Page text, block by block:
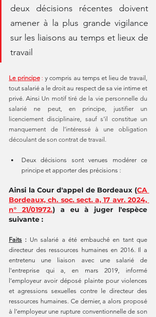
deux décisions récentes doivent
amener à la plus grande vigilance
sur les liaisons au temps et lieux de
travail
Le principe : y compris au temps et lieu de travail,
tout salarié a le droit au respect de sa vie intime et
privé. Ainsi Un motif tiré de la vie personnelle du
salarié ne peut, en principe, justifier un
licenciement disciplinaire, sauf s’il constitue un
manquement de l’intéressé à une obligation
découlant de son contrat de travail.
Deux décisions sont venues modérer ce
principe et apporter des précisions :
Ainsi la Cour d'appel de Bordeaux (CA
Bordeaux, ch. soc. sect. a, 17 avr. 2024,
n° 21/01972.) a eu à juger l'espèce
suivante :
Faits : Un salarié a été embauché en tant que
directeur des ressources humaines en 2016. Il a
entretenu une liaison avec une salarié de
l'entreprise qui a, en mars 2019, informé
l’employeur avoir déposé plainte pour violences
et agressions sexuelles contre le directeur des
ressources humaines. Ce dernier, a alors proposé
à l’employeur une rupture conventionnelle de son